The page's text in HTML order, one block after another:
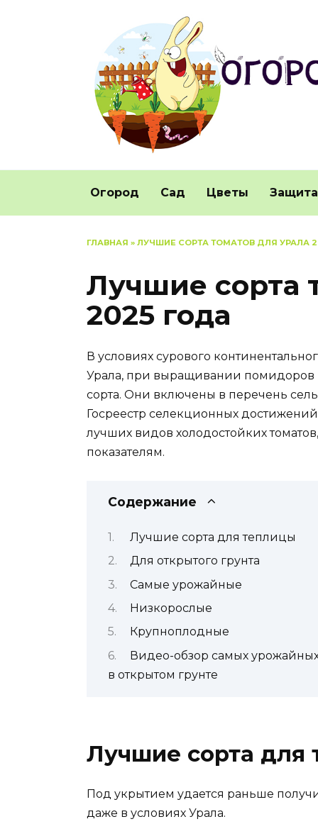
Огород Сад Цветы Защита
ГЛАВНАЯ » ЛУЧШИЕ СОРТА ТОМАТОВ ДЛЯ УРАЛА
Лучшие сорта
2025 года
В условиях сурового
Урала, при выращивании помидоров
сорта. Они включены в перечень
Госреестр селекционных
лучших видов холодостойких
показателям.
Содержание
Лучшие сорта для теплицы
Для открытого грунта
Самые урожайные
Низкорослые
Крупноплодные
Видео-обзор самых
в открытом грунте
Лучшие сорта для
Под укрытием удается раньше
даже в условиях Урала.